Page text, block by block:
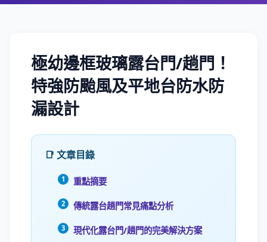
極幼邊框玻璃露台門/趟門！
特強防颱風及平地台防水防
漏設計
📑 文章目錄
重點摘要
傳統露台趟門常見痛點分析
現代化露台門/趟門的完美解決方案